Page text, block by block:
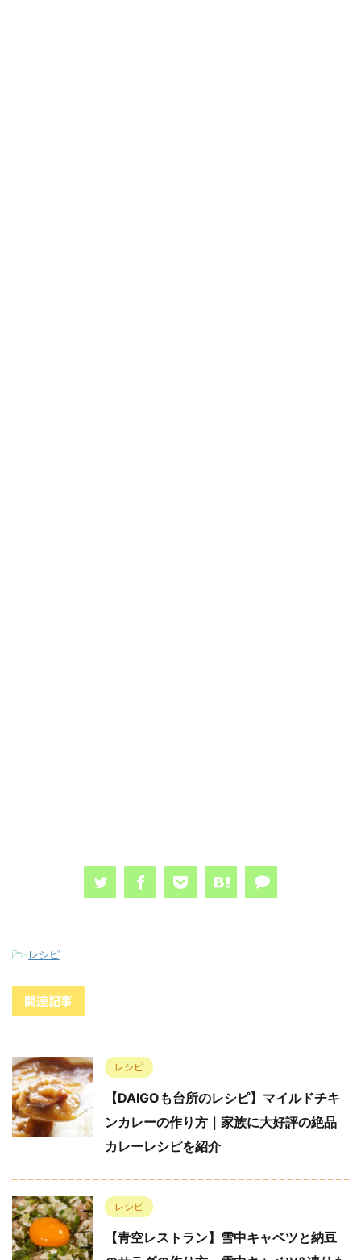
-レシピ
関連記事
レシピ
【DAIGOも台所のレシピ】マイルドチキ
ンカレーの作り方｜家族に大好評の絶品
カレーレシピを紹介
レシピ
【青空レストラン】雪中キャベツと納豆